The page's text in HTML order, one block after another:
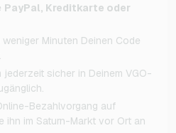
PayPal, Kreditkarte oder
Minuten Deinen Code
sicher in Deinem VGO-
Bezahlvorgang auf
ihn im Saturn-Markt vor Ort an